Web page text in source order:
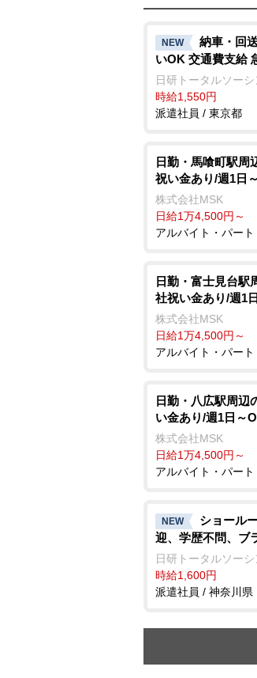
NEW
納車・回
いOK 交通費支給
日研トータルソー
時給1,550円
派遣社員 / 東京都
日勤・馬喰町駅周
祝い金あり/週1日
株式会社MSK
日給1万4,500円～
アルバイト・パー
日勤・富士見台駅
社祝い金あり/週1
株式会社MSK
日給1万4,500円～
アルバイト・パー
日勤・八広駅周辺
い金あり/週1日～
株式会社MSK
日給1万4,500円～
アルバイト・パー
NEW
ショール
迎、学歴不問、ブ
日研トータルソー
時給1,600円
派遣社員 / 神奈川県